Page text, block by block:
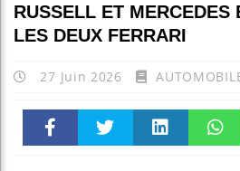
RUSSELL ET MERCEDES
LES DEUX FERRARI
27 Juin 2026